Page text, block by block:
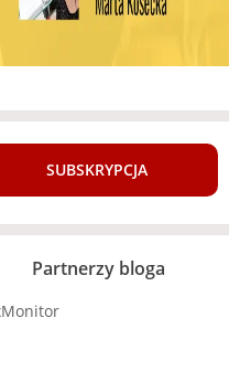
SUBSKRYPCJA
Partnerzy bloga